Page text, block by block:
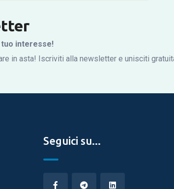
interesse!
in asta! Iscriviti alla newsletter e unisciti
Seguici su...